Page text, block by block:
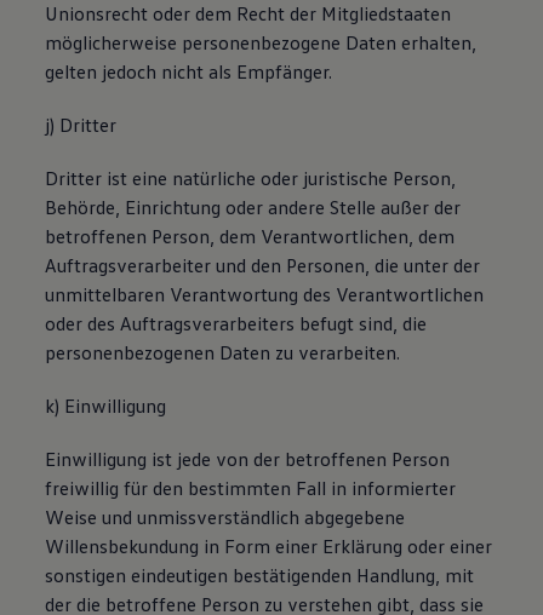
Unionsrecht oder dem Recht der Mitgliedstaaten
möglicherweise personenbezogene Daten erhalten,
gelten jedoch nicht als Empfänger.
j) Dritter
Dritter ist eine natürliche oder juristische Person,
Behörde, Einrichtung oder andere Stelle außer der
betroffenen Person, dem Verantwortlichen, dem
Auftragsverarbeiter und den Personen, die unter der
unmittelbaren Verantwortung des Verantwortlichen
oder des Auftragsverarbeiters befugt sind, die
personenbezogenen Daten zu verarbeiten.
k) Einwilligung
Einwilligung ist jede von der betroffenen Person
freiwillig für den bestimmten Fall in informierter
Weise und unmissverständlich abgegebene
Willensbekundung in Form einer Erklärung oder einer
sonstigen eindeutigen bestätigenden Handlung, mit
der die betroffene Person zu verstehen gibt, dass sie